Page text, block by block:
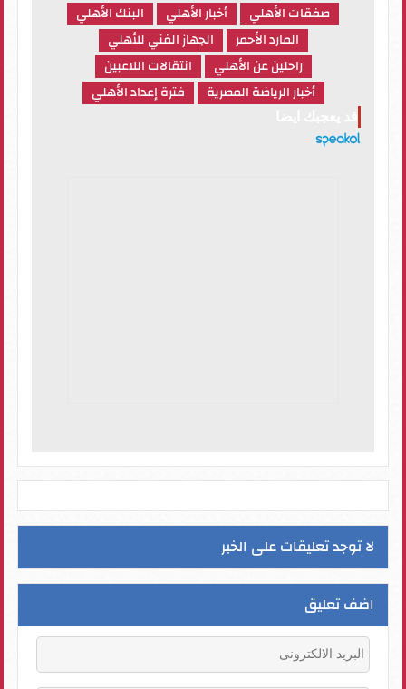
صفقات الأهلي
أخبار الأهلي
البنك الأهلي
المارد الأحمر
الجهاز الفني للأهلي
راحلين عن الأهلي
انتقالات اللاعبين
أخبار الرياضة المصرية
فترة إعداد الأهلي
لا توجد تعليقات على الخبر
اضف تعليق